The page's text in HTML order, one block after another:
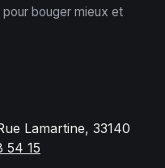
bouger mieux et
Lamartine, 33140
54 15